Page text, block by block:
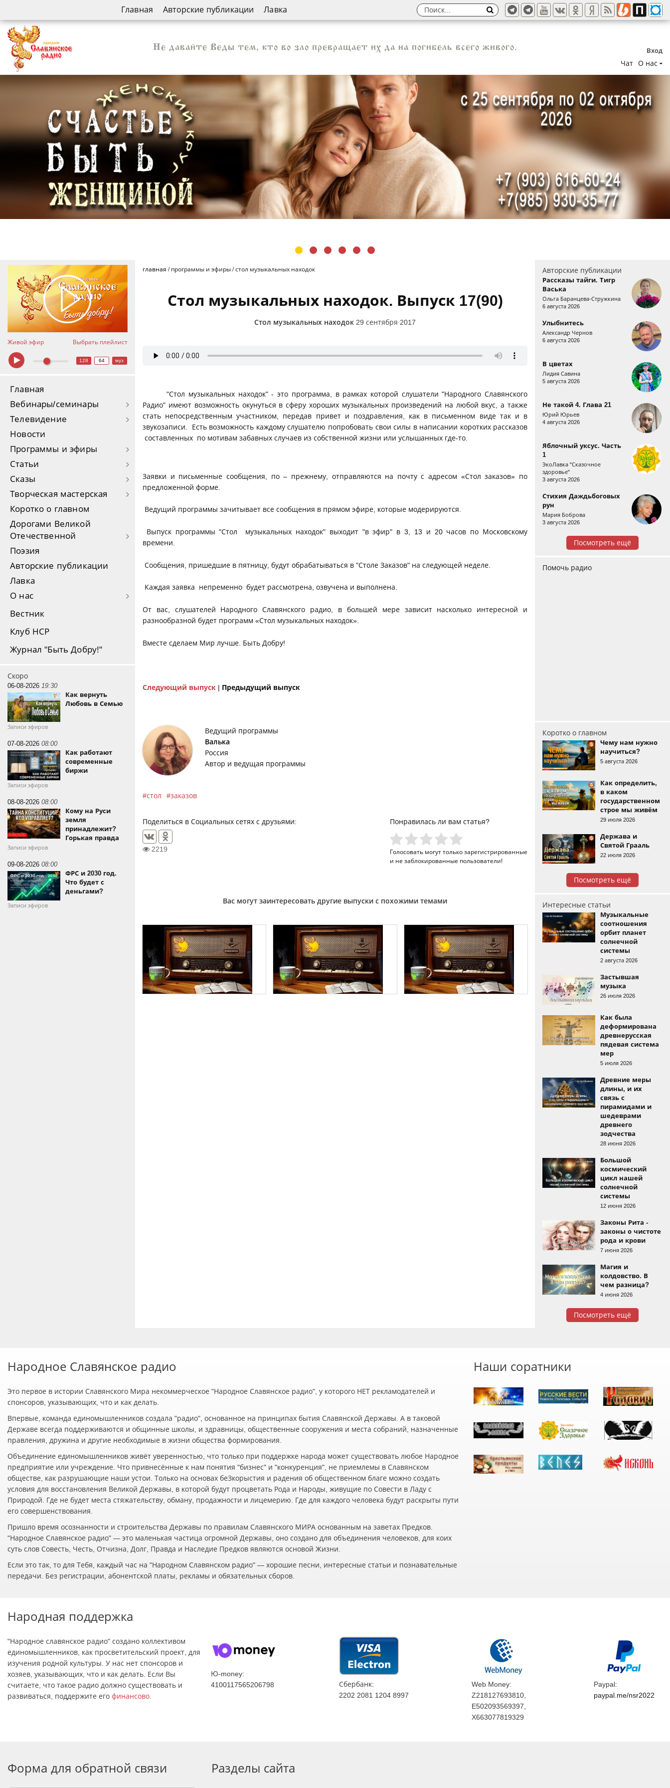
Главная Авторские публикации Лавка
Вход
Чат О нас
Не давайте Веды тем, кто во зло превращает их да на погибель всего живого.
Живой эфир Выбрать плейлист
128 64 муз
Главная
Вебинары/семинары
Телевидение
Новости
Программы и эфиры
Статьи
Сказы
Творческая мастерская
Коротко о главном
Дорогами Великой
Отечественной
Поэзия
Авторские публикации
Лавка
О нас
Вестник
Клуб НСР
Журнал "Быть Добру!"
Скоро
06-08-2026 19:30
Как вернуть
Любовь в Семью
Записи эфиров
07-08-2026 08:00
Как работают
современные
биржи
Записи эфиров
08-08-2026 08:00
Кому на Руси
земля
принадлежит?
Горькая правда
Записи эфиров
09-08-2026 08:00
ФРС и 2030 год.
Что будет с
деньгами?
Записи эфиров
главная / программы и эфиры/стол музыкальных находок
Стол музыкальных находок. Выпуск 17(90)
Стол музыкальных находок 29 сентября 2017
"Стол музыкальных находок" - это программа, в рамках которой слушатели "Народного Славянского
Радио" имеют возможность окунуться в сферу хороших музыкальных произведений на любой вкус, а также
стать непосредственным участником, передав привет и поздравления, как в письменном виде так и в
звукозаписи. Есть возможность каждому слушателю попробовать свои силы в написании коротких рассказов
составленных по мотивам забавных случаев из собственной жизни или услышанных где-то.
Заявки и письменные сообщения, по – прежнему, отправляются на почту с адресом «Стол заказов» по
предложенной форме.
Ведущий программы зачитывает все сообщения в прямом эфире, которые модерируются.
Выпуск программы "Стол музыкальных находок" выходит "в эфир" в 3, 13 и 20 часов по Московскому
времени.
Сообщения, пришедшие в пятницу, будут обрабатываться в "Столе Заказов" на следующей неделе.
Каждая заявка непременно будет рассмотрена, озвучена и выполнена.
От вас, слушателей Народного Славянского радио, в большей мере зависит насколько интересной и
разнообразной будет программ «Стол музыкальных находок».
Вместе сделаем Мир лучше. Быть Добру!
Следующий выпуск | Предыдущий выпуск
Ведущий программы
Валька
Россия
Автор и ведущая программы
стол заказов
Поделиться в Социальных сетях с друзьями:
2219
Понравилась ли вам статья?
Голосовать могут толькозарегистрированные
и не заблокированные пользователи!
Вас могут заинтересовать другие выпуски с похожими темами
Авторские публикации
Рассказы тайги. Тигр
Васька
Ольга Баранцева-Стружкина
6 августа 2026
Улыбнитесь
Александр Чернов
6 августа 2026
В цветах
Лидия Савина
5 августа 2026
Не такой 4. Глава 21
Юрий Юрьев
4 августа 2026
Яблочный уксус. Часть
1
ЭкоЛавка "Сказочное
здоровье"
3 августа 2026
Стихия Даждьбоговых
рун
Мария Боброва
3 августа 2026
Посмотреть ещё
Помочь радио
Коротко о главном
Чему нам нужно
научиться?
5 августа 2026
Как определить,
в каком
государственном
строе мы живём
29 июля 2026
Держава и
Святой Грааль
22 июля 2026
Посмотреть ещё
Интересные статьи
Музыкальные
соотношения
орбит планет
солнечной
системы
2 августа 2026
Застывшая
музыка
26 июля 2026
Как была
деформирована
древнерусская
пядевая система
мер
5 июля 2026
Древние меры
длины, и их
связь с
пирамидами и
шедеврами
древнего
зодчества
28 июня 2026
Большой
космический
цикл нашей
солнечной
системы
12 июня 2026
Законы Рита -
законы о чистоте
рода и крови
7 июня 2026
Магия и
колдовство. В
чем разница?
4 июня 2026
Посмотреть ещё
Народное Славянское радио
Это первое в истории Славянского Мира некоммерческое "Народное Славянское радио", у которого НЕТ рекламодателей и
спонсоров, указывающих, что и как делать.
Впервые, команда единомышленников создала "радио", основанное на принципах бытия Славянской Державы. А в таковой
Державе всегда поддерживаются и общинные школы, и здравницы, общественные сооружения и места собраний, назначенные
правления, дружина и другие необходимые в жизни общества формирования.
Объединение единомышленников живёт уверенностью, что только при поддержке народа может существовать любое Народное
предприятие или учреждение. Что привнесённые к нам понятия "бизнес" и "конкуренция", не приемлемы в Славянском
обществе, как разрушающие наши устои. Только на основах беЗкорыстия и радения об общественном благе можно создать
условия для восстановления Великой Державы, в которой будут процветать Рода и Народы, живущие по Совести в Ладу с
Природой. Где не будет места стяжательству, обману, продажности и лицемерию. Где для каждого человека будут раскрыты пути
его совершенствования.
Пришло время осознанности и строительства Державы по правилам Славянского МИРА основанным на заветах Предков.
"Народное Славянское радио" — это маленькая частица огромной Державы, оно создано для объединения человеков, для коих
суть слов Совесть, Честь, Отчизна, Долг, Правда и Наследие Предков являются основой Жизни.
Если это так, то для Тебя, каждый час на "Народном Славянском радио" — хорошие песни, интересные статьи и познавательные
передачи. Без регистрации, абонентской платы, рекламы и обязательных сборов.
Наши соратники
Народная поддержка
"Народное славянское радио" создано коллективом
единомышленников, как просветительский проект, для
изучения родной культуры. У нас нет спонсоров и
хозяев, указывающих, что и как делать. Если Вы
считаете, что такое радио должно существовать и
развиваться, поддержите его финансово
Ю-money:
4100117565206798
Сбербанк:
2202 2081 1204 8997
Web Money:
Z218127693810,
E502093569397,
X663077819329
Paypal:
paypal.me/nsr2022
Форма для обратной связи Разделы сайта